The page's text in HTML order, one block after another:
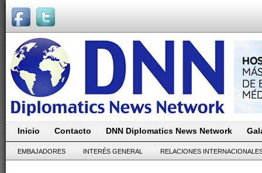
Inicio Contacto DNN Diplomatics News Network
EMBAJADORES INTERÉS GENERAL RELACIONES